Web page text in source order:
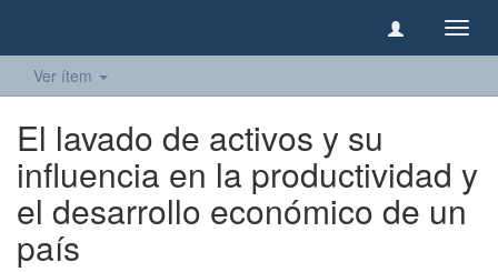
Ver ítem
El lavado de activos y su
influencia en la productividad y
el desarrollo económico de un
país